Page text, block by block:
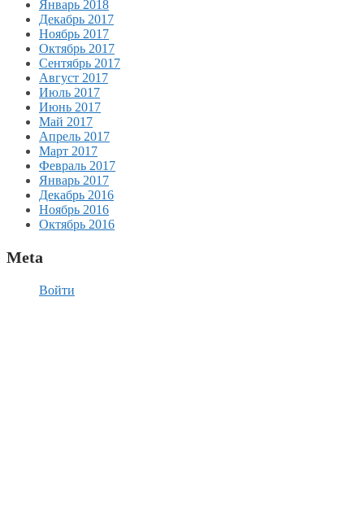
Январь 2018
Декабрь 2017
Ноябрь 2017
Октябрь 2017
Сентябрь 2017
Август 2017
Июль 2017
Июнь 2017
Май 2017
Апрель 2017
Март 2017
Февраль 2017
Январь 2017
Декабрь 2016
Ноябрь 2016
Октябрь 2016
Meta
Войти